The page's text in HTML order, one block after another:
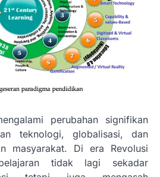
perubahan signifikan
teknologi, globalisasi, dan
masyarakat. Di era Revolusi
tidak lagi sekadar